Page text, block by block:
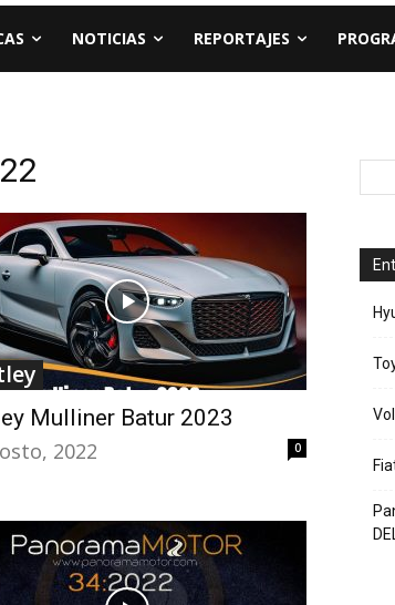
NOTICIAS REPORTAJES
Mulliner Batur 2023
2022
0